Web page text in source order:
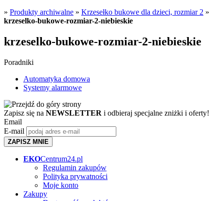
» Produkty archiwalne » Krzesełko bukowe dla dzieci, rozmiar 2 »
krzeselko-bukowe-rozmiar-2-niebieskie
krzeselko-bukowe-rozmiar-2-niebieskie
Poradniki
Automatyka domowa
Systemy alarmowe
Zapisz się na NEWSLETTER i odbieraj specjalne zniżki i oferty!
Email
E-mail
ZAPISZ MNIE
EKOCentrum24.pl
Regulamin zakupów
Polityka prywatności
Moje konto
Zakupy